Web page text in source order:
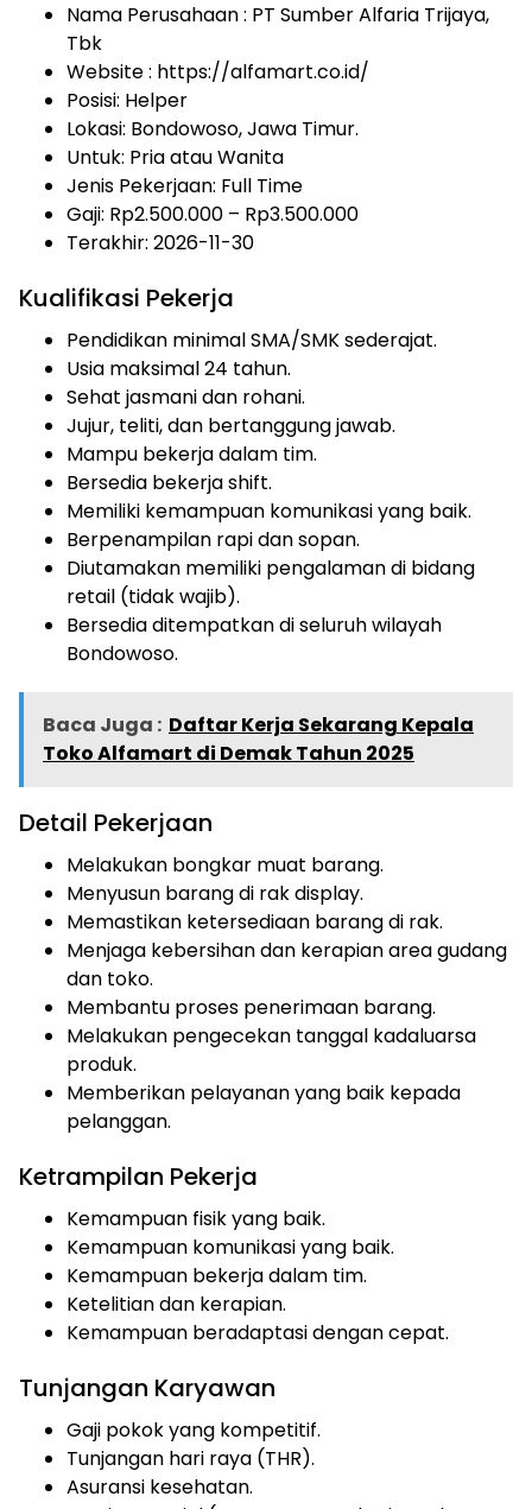
Nama Perusahaan : PT Sumber Alfaria Trijaya,
Tbk
Website : https://alfamart.co.id/
Posisi: Helper
Lokasi: Bondowoso, Jawa Timur.
Untuk: Pria atau Wanita
Jenis Pekerjaan: Full Time
Gaji: Rp2.500.000 – Rp3.500.000
Terakhir: 2026-11-30
Kualifikasi Pekerja
Pendidikan minimal SMA/SMK sederajat.
Usia maksimal 24 tahun.
Sehat jasmani dan rohani.
Jujur, teliti, dan bertanggung jawab.
Mampu bekerja dalam tim.
Bersedia bekerja shift.
Memiliki kemampuan komunikasi yang baik.
Berpenampilan rapi dan sopan.
Diutamakan memiliki pengalaman di bidang
retail (tidak wajib).
Bersedia ditempatkan di seluruh wilayah
Bondowoso.
Baca Juga : Daftar Kerja Sekarang Kepala
Toko Alfamart di Demak Tahun 2025
Detail Pekerjaan
Melakukan bongkar muat barang.
Menyusun barang di rak display.
Memastikan ketersediaan barang di rak.
Menjaga kebersihan dan kerapian area gudang
dan toko.
Membantu proses penerimaan barang.
Melakukan pengecekan tanggal kadaluarsa
produk.
Memberikan pelayanan yang baik kepada
pelanggan.
Ketrampilan Pekerja
Kemampuan fisik yang baik.
Kemampuan komunikasi yang baik.
Kemampuan bekerja dalam tim.
Ketelitian dan kerapian.
Kemampuan beradaptasi dengan cepat.
Tunjangan Karyawan
Gaji pokok yang kompetitif.
Tunjangan hari raya (THR).
Asuransi kesehatan.